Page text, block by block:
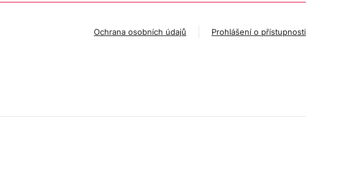
Ochrana osobních údajů Prohlášení o přístupnosti